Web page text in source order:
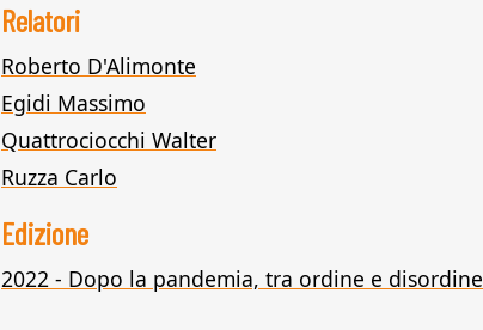
Relatori
Roberto D'Alimonte
Egidi Massimo
Quattrociocchi Walter
Ruzza Carlo
Edizione
2022 - Dopo la pandemia, tra ordine e disordine